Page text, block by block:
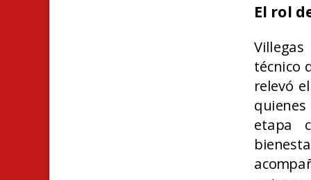
El rol
técnico
relevó
quienes
etapa